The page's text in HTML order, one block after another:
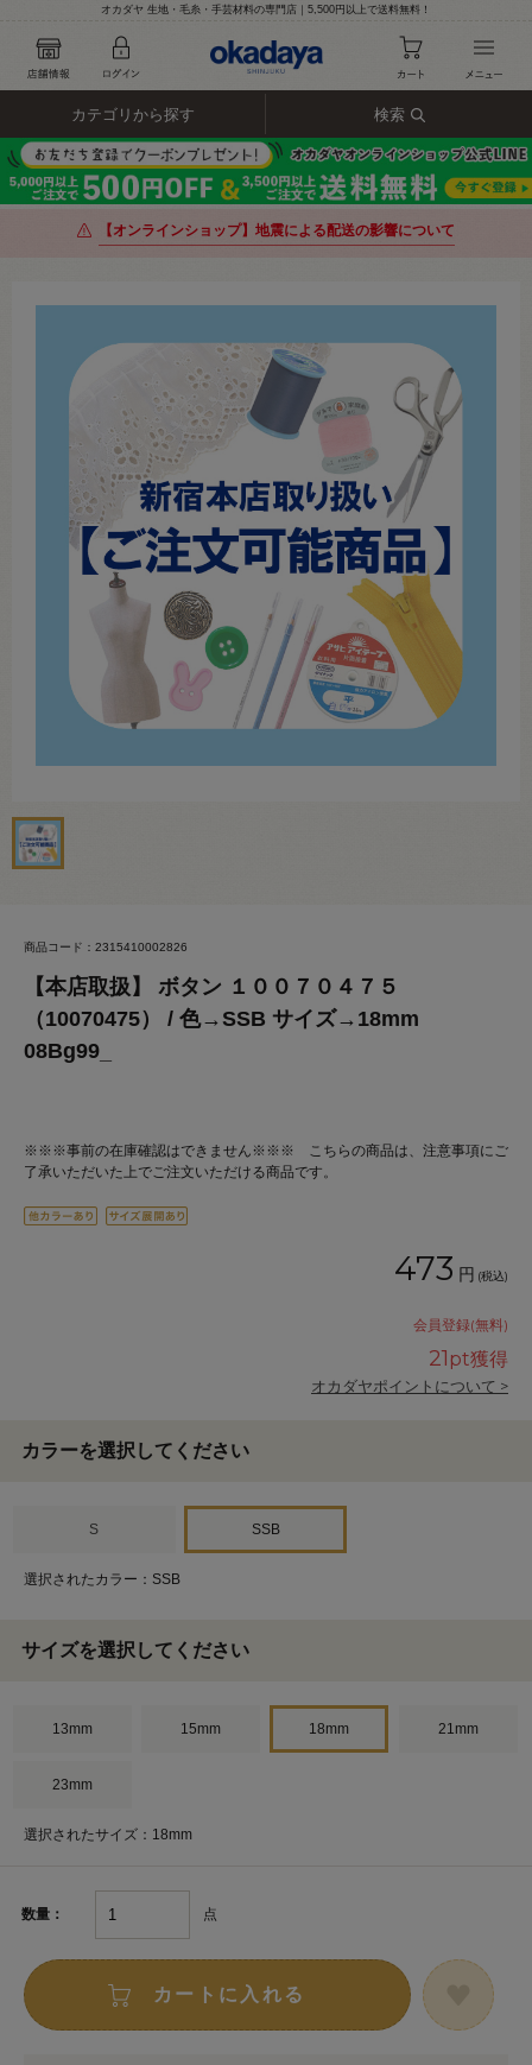
オカダヤ 生地・毛糸・手芸材料の専門店｜5,500円以上で送料無料！
カテゴリから探す 検索
【オンラインショップ】地震による配送の影響について
商品コード：2315410002826
【本店取扱】 ボタン １００７０４７５
（10070475） / 色→SSB サイズ→18mm
08Bg99_
※※※事前の在庫確認はできません※※※ こちらの商品は、注意事項にご
了承いただいた上でご注文いただける商品です。
473 円 (税込)
会員登録(無料)
21pt獲得
オカダヤポイントについて >
カラーを選択してください
S SSB
選択されたカラー：SSB
サイズを選択してください
13mm 15mm 18mm 21mm
23mm
選択されたサイズ：18mm
数量： 点
カートに入れる